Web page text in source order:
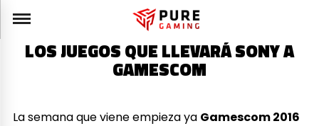
LOS JUEGOS QUE LLEVARÁ SONY A
GAMESCOM
La semana que viene empieza ya Gamescom 2016